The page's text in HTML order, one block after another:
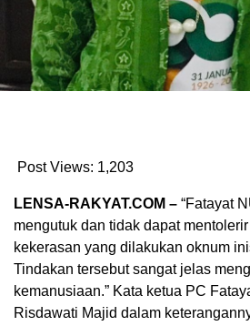
Post Views: 1,203
LENSA-RAKYAT.COM – “Fatayat
mengutuk dan tidak dapat
kekerasan yang dilakukan oknum
Tindakan tersebut sangat jelas
kemanusiaan.” Kata ketua PC
Risdawati Majid dalam